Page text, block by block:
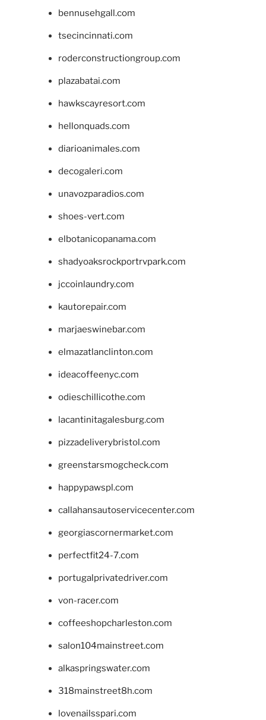
bennusehgall.com
tsecincinnati.com
roderconstructiongroup.com
plazabatai.com
hawkscayresort.com
hellonquads.com
diarioanimales.com
decogaleri.com
unavozparadios.com
shoes-vert.com
elbotanicopanama.com
shadyoaksrockportrvpark.com
jccoinlaundry.com
kautorepair.com
marjaeswinebar.com
elmazatlanclinton.com
ideacoffeenyc.com
odieschillicothe.com
lacantinitagalesburg.com
pizzadeliverybristol.com
greenstarsmogcheck.com
happypawspl.com
callahansautoservicecenter.com
georgiascornermarket.com
perfectfit24-7.com
portugalprivatedriver.com
von-racer.com
coffeeshopcharleston.com
salon104mainstreet.com
alkaspringswater.com
318mainstreet8h.com
lovenailsspari.com